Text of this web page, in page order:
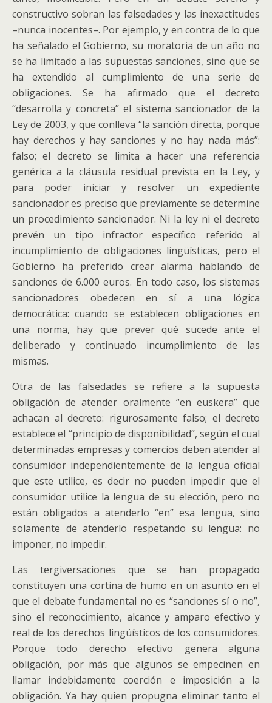
constructivo sobran las falsedades y las inexactitudes
–nunca inocentes–. Por ejemplo, y en contra de lo que
ha señalado el Gobierno, su moratoria de un año no
se ha limitado a las supuestas sanciones, sino que se
ha extendido al cumplimiento de una serie de
obligaciones. Se ha afirmado que el decreto
“desarrolla y concreta” el sistema sancionador de la
Ley de 2003, y que conlleva “la sanción directa, porque
hay derechos y hay sanciones y no hay nada más”:
falso; el decreto se limita a hacer una referencia
genérica a la cláusula residual prevista en la Ley, y
para poder iniciar y resolver un expediente
sancionador es preciso que previamente se determine
un procedimiento sancionador. Ni la ley ni el decreto
prevén un tipo infractor específico referido al
incumplimiento de obligaciones lingüísticas, pero el
Gobierno ha preferido crear alarma hablando de
sanciones de 6.000 euros. En todo caso, los sistemas
sancionadores obedecen en sí a una lógica
democrática: cuando se establecen obligaciones en
una norma, hay que prever qué sucede ante el
deliberado y continuado incumplimiento de las
mismas.
Otra de las falsedades se refiere a la supuesta
obligación de atender oralmente “en euskera” que
achacan al decreto: rigurosamente falso; el decreto
establece el “principio de disponibilidad”, según el cual
determinadas empresas y comercios deben atender al
consumidor independientemente de la lengua oficial
que este utilice, es decir no pueden impedir que el
consumidor utilice la lengua de su elección, pero no
están obligados a atenderlo “en” esa lengua, sino
solamente de atenderlo respetando su lengua: no
imponer, no impedir.
Las tergiversaciones que se han propagado
constituyen una cortina de humo en un asunto en el
que el debate fundamental no es “sanciones sí o no”,
sino el reconocimiento, alcance y amparo efectivo y
real de los derechos lingüísticos de los consumidores.
Porque todo derecho efectivo genera alguna
obligación, por más que algunos se empecinen en
llamar indebidamente coerción e imposición a la
obligación. Ya hay quien propugna eliminar tanto el